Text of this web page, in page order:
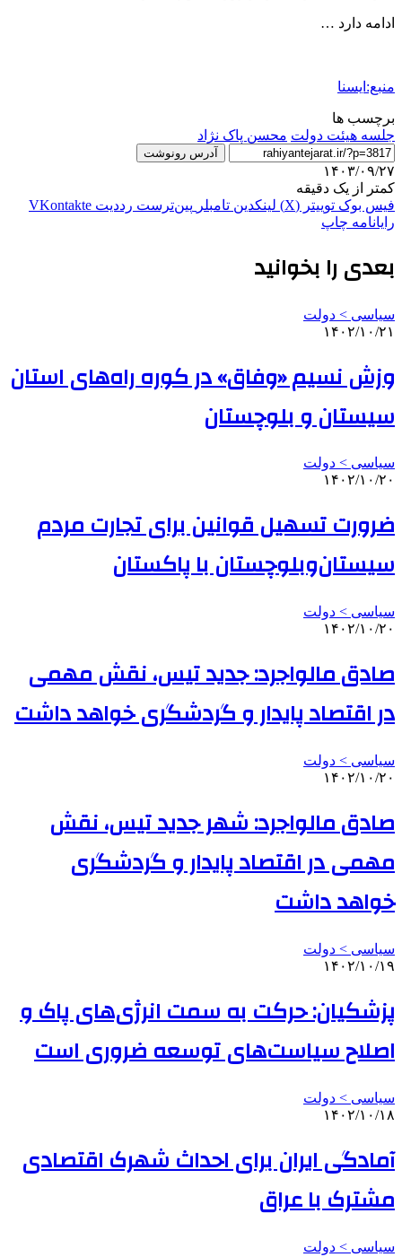
ادامه دارد …
منبع:ایسنا
برچسب ها
جلسه هیئت دولت محسن پاک نژاد
آدرس رونوشت
۱۴۰۳/۰۹/۲۷
کمتر از یک دقیقه
فیس بوک توییتر (X) لینکدین ‫تامبلر ‫پین‌ترست ‫رددیت ‫VKontakte
رایانامه چاپ
بعدی را بخوانید
سیاسی > دولت
۱۴۰۲/۱۰/۲۱
وزش نسیم «وفاق» در کوره راه‌های استان
سیستان و بلوچستان
سیاسی > دولت
۱۴۰۲/۱۰/۲۰
ضرورت تسهیل قوانین برای تجارت مردم
سیستان‌وبلوچستان با پاکستان
سیاسی > دولت
۱۴۰۲/۱۰/۲۰
صادق مالواجرد: جدید تیس، نقش مهمی
در اقتصاد پایدار و گردشگری خواهد داشت
سیاسی > دولت
۱۴۰۲/۱۰/۲۰
صادق مالواجرد: شهر جدید تیس، نقش
مهمی در اقتصاد پایدار و گردشگری
خواهد داشت
سیاسی > دولت
۱۴۰۲/۱۰/۱۹
پزشکیان: حرکت به سمت انرژی‌های پاک و
اصلاح سیاست‌های توسعه ضروری است
سیاسی > دولت
۱۴۰۲/۱۰/۱۸
آمادگی ایران برای احداث شهرک اقتصادی
مشترک با عراق
سیاسی > دولت